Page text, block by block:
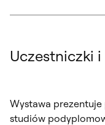
Uczestniczki
Wystawa prezentuje
studiów